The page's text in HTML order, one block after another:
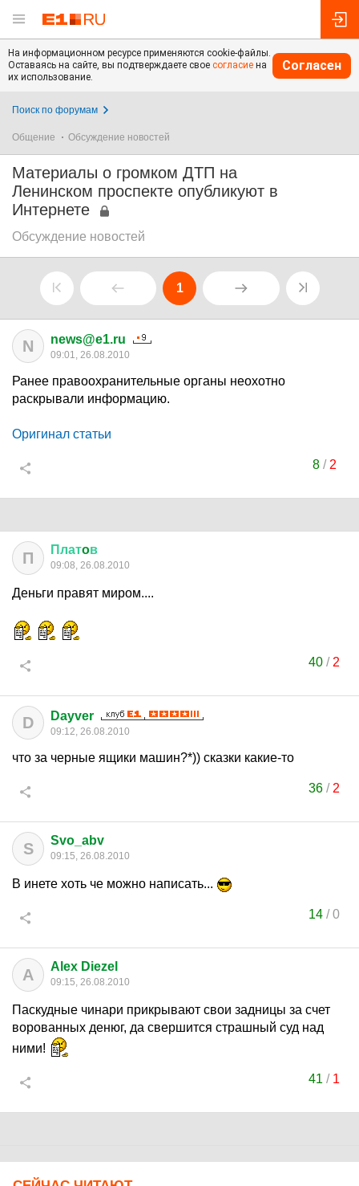
На информационном ресурсе применяются cookie-файлы.
Оставаясь на сайте, вы подтверждаете свое согласие на
их использование.
Согласен
Поиск по форумам
Общение Обсуждение новостей
Материалы о громком ДТП на
Ленинском проспекте опубликуют в
Интернете
Обсуждение новостей
1
N news@e1.ru
09:01, 26.08.2010
Ранее правоохранительные органы неохотно
раскрывали информацию.
Оригинал статьи
8/ 2
П Платoв
09:08, 26.08.2010
Деньги правят миром....
40 / 2
D Dayver
09:12, 26.08.2010
что за черные ящики машин?*)) сказки какие-то
36 / 2
S Svo_abv
09:15, 26.08.2010
В инете хоть че можно написать...
14 /0
A Alex Diezel
09:15, 26.08.2010
Паскудные чинари прикрывают свои задницы за счет
ворованных денюг, да свершится страшный суд над
ними!
41 / 1